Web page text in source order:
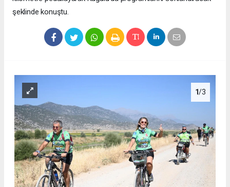
şeklinde konuştu.
1/3